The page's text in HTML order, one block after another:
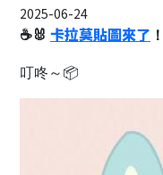
2025-06-24
☕🐰 卡拉莫貼圖來了
叮咚～ 📦